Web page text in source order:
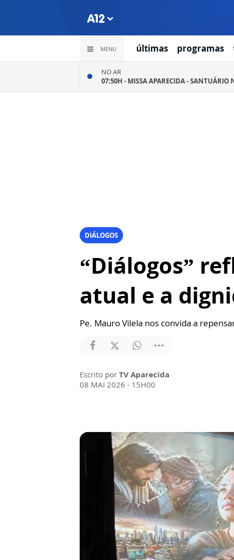
MENU últimas programas
NO AR
07:50H - MISSA APARECIDA - SANTUÁRIO
DIÁLOGOS
“Diálogos”
atual e a
Pe. Mauro Vilela nos convida a
Escrito por TV Aparecida
08 MAI 2026 - 15H00